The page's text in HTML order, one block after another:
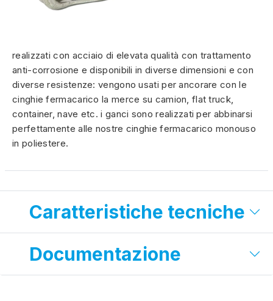
realizzati con acciaio di elevata qualità con trattamento
anti-corrosione e disponibili in diverse dimensioni e con
diverse resistenze: vengono usati per ancorare con le
cinghie fermacarico la merce su camion, flat truck,
container, nave etc. i ganci sono realizzati per abbinarsi
perfettamente alle nostre cinghie fermacarico monouso
in poliestere.
Caratteristiche tecniche
Documentazione